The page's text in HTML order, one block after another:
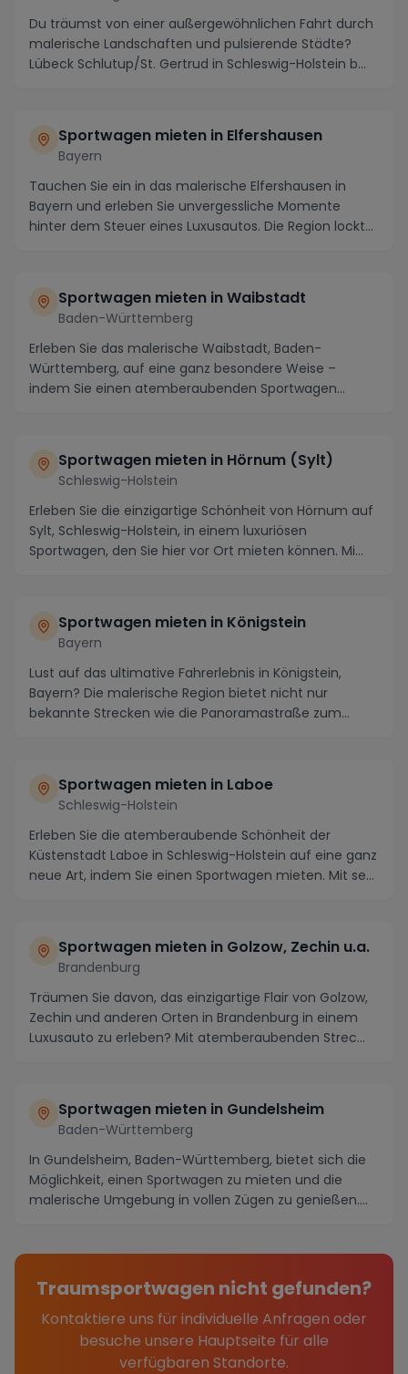
Du träumst von einer außergewöhnlichen Fahrt durch
malerische Landschaften und pulsierende Städte?
Lübeck Schlutup/St. Gertrud in Schleswig-Holstein b...
Sportwagen mieten in Elfershausen
Bayern
Tauchen Sie ein in das malerische Elfershausen in
Bayern und erleben Sie unvergessliche Momente
hinter dem Steuer eines Luxusautos. Die Region lockt
Sportwagen mieten in Waibstadt
Baden-Württemberg
Erleben Sie das malerische Waibstadt, Baden-
Württemberg, auf eine ganz besondere Weise –
indem Sie einen atemberaubenden Sportwagen
Sportwagen mieten in Hörnum (Sylt)
Schleswig-Holstein
Erleben Sie die einzigartige Schönheit von Hörnum auf
Sylt, Schleswig-Holstein, in einem luxuriösen
Sportwagen, den Sie hier vor Ort mieten können. Mi...
Sportwagen mieten in Königstein
Bayern
Lust auf das ultimative Fahrerlebnis in Königstein,
Bayern? Die malerische Region bietet nicht nur
bekannte Strecken wie die Panoramastraße zum
Sportwagen mieten in Laboe
Schleswig-Holstein
Erleben Sie die atemberaubende Schönheit der
Küstenstadt Laboe in Schleswig-Holstein auf eine ganz
neue Art, indem Sie einen Sportwagen mieten. Mit se...
Sportwagen mieten in Golzow, Zechin u.a.
Brandenburg
Träumen Sie davon, das einzigartige Flair von Golzow,
Zechin und anderen Orten in Brandenburg in einem
Luxusauto zu erleben? Mit atemberaubenden Strec...
Sportwagen mieten in Gundelsheim
Baden-Württemberg
In Gundelsheim, Baden-Württemberg, bietet sich die
Möglichkeit, einen Sportwagen zu mieten und die
malerische Umgebung in vollen Zügen zu genießen.
Traumsportwagen nicht gefunden?
Kontaktiere uns für individuelle Anfragen oder
besuche unsere Hauptseite für alle
verfügbaren Standorte.